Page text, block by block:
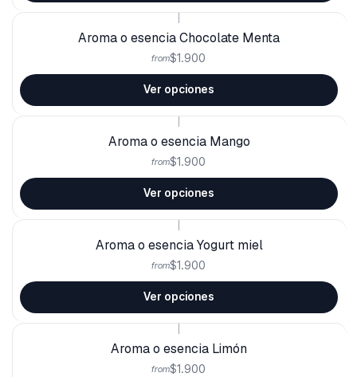
Aroma o esencia Chocolate Menta
from$1.900
Ver opciones
Aroma o esencia Mango
from$1.900
Ver opciones
Aroma o esencia Yogurt miel
from$1.900
Ver opciones
Aroma o esencia Limón
from$1.900